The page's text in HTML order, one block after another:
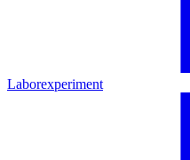
Laborexperiment